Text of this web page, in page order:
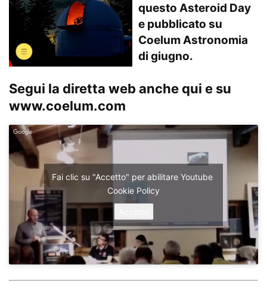
questo Asteroid Day
e pubblicato su
Coelum Astronomia
di giugno.
Segui la diretta web anche qui e su
www.coelum.com
Fai clic su "Accetto" per abilitare Youtube
Cookie Policy